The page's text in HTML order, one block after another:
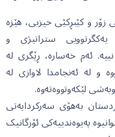
زۆر و کێبڕکێی حیزبی، هێزە
ستراتیژی و
ئەم خەسارە، ڕێگری لە
و لە ئەنجامدا لاوازی لە
لێکەوتووەتەوە.
بەهۆی سەرکردایەتی
پەیوەندییەکی ئۆرگانیک